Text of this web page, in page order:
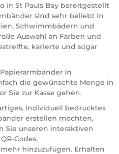
in St Pauls Bay bereitgestellt
sind sehr beliebt in
Schwimmbädern und
Auswahl an Farben und
karierte und sogar
in
die gewünschte Menge in
Sie zur Kasse gehen.
individuell bedrucktes
erstellen möchten,
Sie unseren interaktiven
Codes,
hinzuzufügen. Erhalten